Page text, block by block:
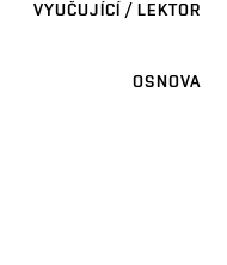
VYUČUJÍCÍ / LEKTOR
OSNOVA